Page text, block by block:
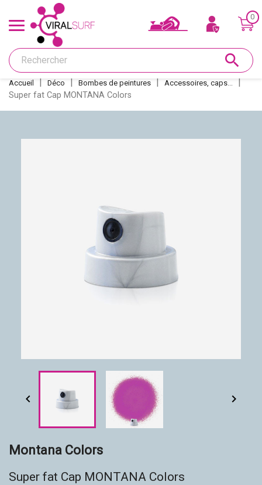
Offres & Carte cadeau
Shape
Glass
Dérives et inserts
0
search
Accueil Déco Bombes de peintures Accessoires, caps...
Super fat Cap MONTANA Colors
 
Montana Colors
Super fat Cap MONTANA Colors